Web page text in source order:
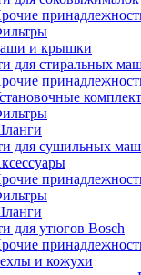
и крышки
для стиральных
для сушильных
для утюгов Bosch
и кожухи